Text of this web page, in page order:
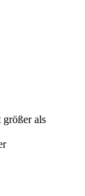
als